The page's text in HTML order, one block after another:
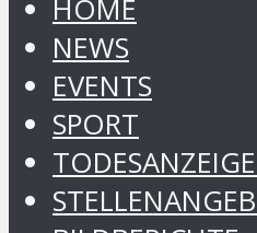
HOME
NEWS
EVENTS
SPORT